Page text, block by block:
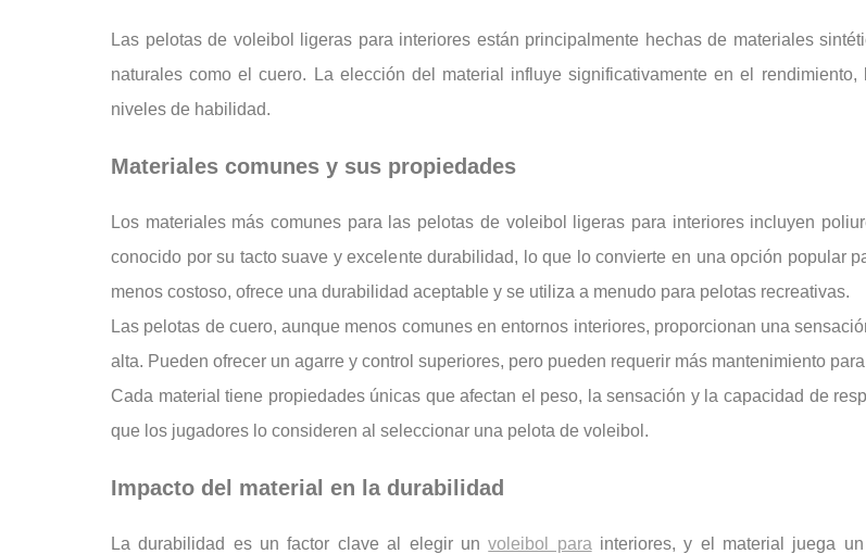
Las pelotas de voleibol ligeras para interiores están principalmente hechas de materiales
naturales como el cuero. La elección del material influye significativamente en el
niveles de habilidad.
Materiales comunes y sus propiedades
Los materiales más comunes para las pelotas de voleibol ligeras para interiores incluyen
conocido por su tacto suave y excelente durabilidad, lo que lo convierte en una opción popular
menos costoso, ofrece una durabilidad aceptable y se utiliza a menudo para pelotas recreativas.
Las pelotas de cuero, aunque menos comunes en entornos interiores, proporcionan una
alta. Pueden ofrecer un agarre y control superiores, pero pueden requerir más mantenimiento
Cada material tiene propiedades únicas que afectan el peso, la sensación y la capacidad de
que los jugadores lo consideren al seleccionar una pelota de voleibol.
Impacto del material en la durabilidad
La durabilidad es un factor clave al elegir unvoleibol para interiores, y el material juega